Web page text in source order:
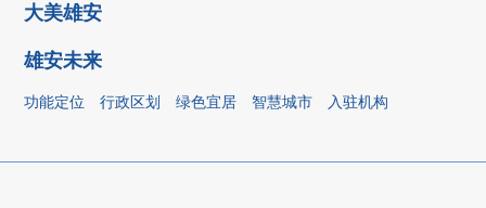
大美雄安
雄安未来
功能定位 行政区划 绿色宜居 智慧城市 入驻机构